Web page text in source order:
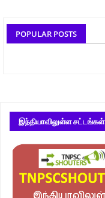
POPULAR POSTS
இந்தியாவிலுள்ள சட்டங்கள்